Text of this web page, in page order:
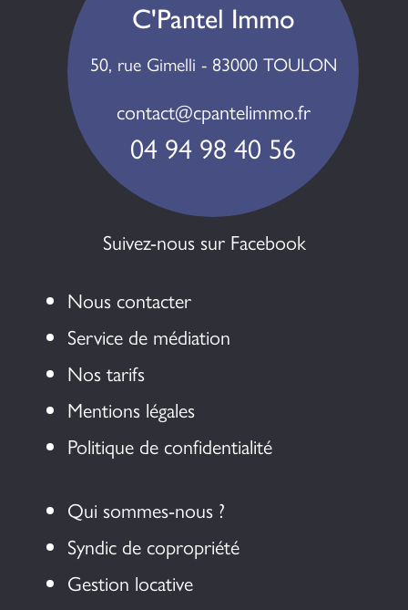
Qui sommes-nous ?
Syndic de copropriété
Gestion locative
C'Pantel Immo
50, rue Gimelli - 83000 TOULON
contact@cpantelimmo.fr
04 94 98 40 56
Suivez-nous sur Facebook
Nous contacter
Service de médiation
Nos tarifs
Mentions légales
Politique de confidentialité